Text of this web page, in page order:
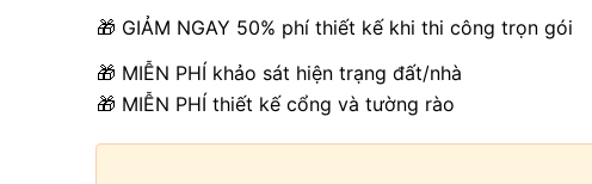
🎁 GIẢM NGAY 50% phí thiết kế khi thi công trọn gói
🎁 MIỄN PHÍ khảo sát hiện trạng đất/nhà
🎁 MIỄN PHÍ thiết kế cổng và tường rào